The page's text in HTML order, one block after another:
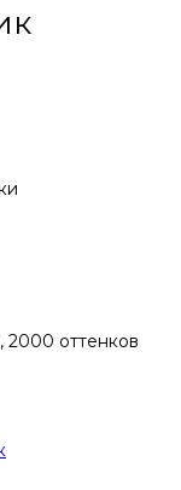
2000 оттенков